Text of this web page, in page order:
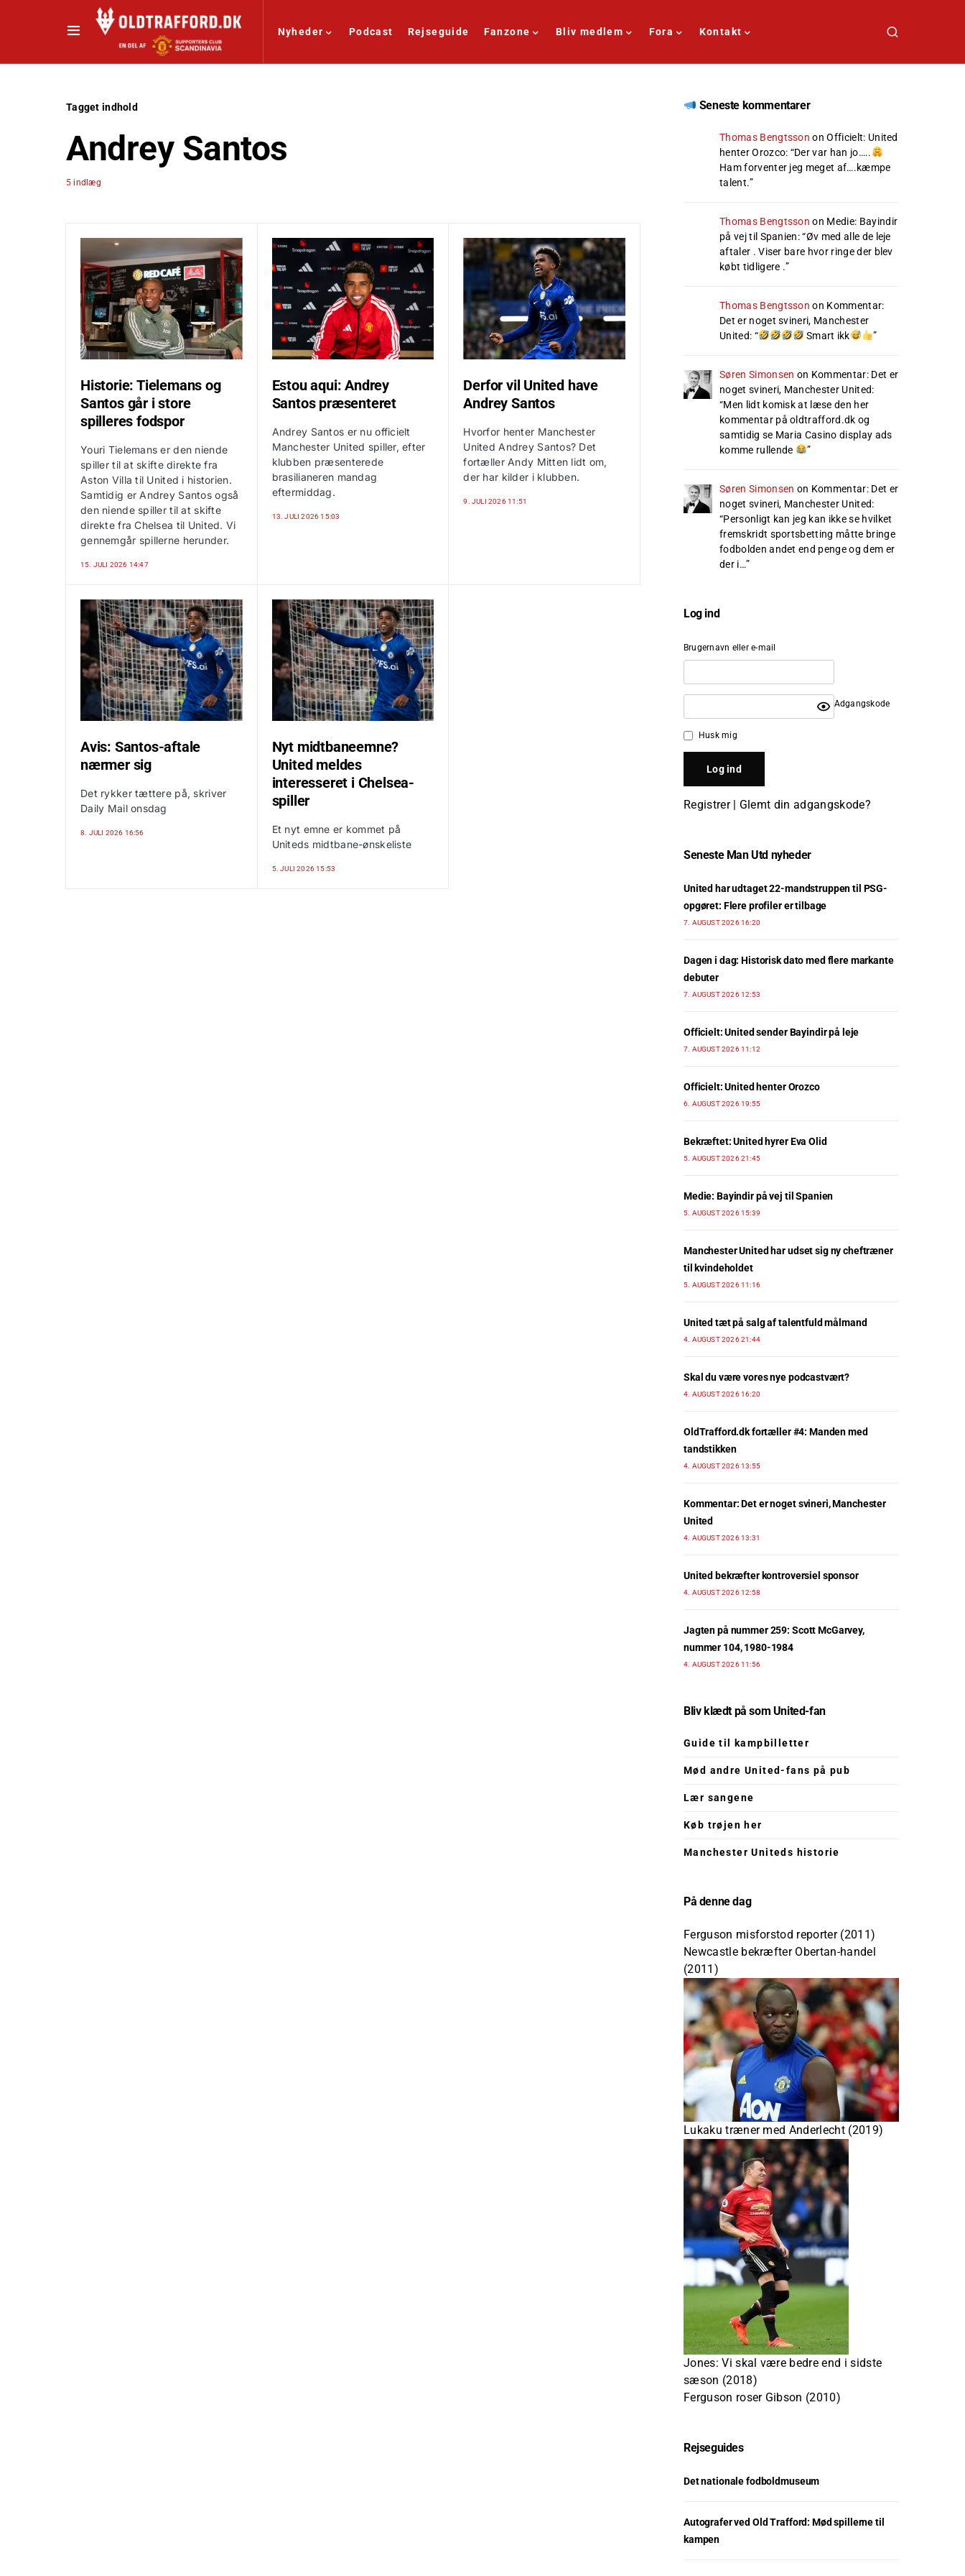
Nyheder Podcast Rejseguide Fanzone Bliv medlem Fora Kontakt
Tagget indhold
Andrey Santos
5 indlæg
Historie: Tielemans og
Santos går i store
spilleres fodspor
Youri Tielemans er den niende
spiller til at skifte direkte fra
Aston Villa til United i historien.
Samtidig er Andrey Santos også
den niende spiller til at skifte
direkte fra Chelsea til United. Vi
gennemgår spillerne herunder.
15. JULI 2026 14:47
Estou aqui: Andrey
Santos præsenteret
Andrey Santos er nu officielt
Manchester United spiller, efter
klubben præsenterede
brasilianeren mandag
eftermiddag.
13. JULI 2026 15:03
Derfor vil United have
Andrey Santos
Hvorfor henter Manchester
United Andrey Santos? Det
fortæller Andy Mitten lidt om,
der har kilder i klubben.
9. JULI 2026 11:51
Avis: Santos-aftale
nærmer sig
Det rykker tættere på, skriver
Daily Mail onsdag
8. JULI 2026 16:56
Nyt midtbaneemne?
United meldes
interesseret i Chelsea-
spiller
Et nyt emne er kommet på
Uniteds midtbane-ønskeliste
5. JULI 2026 15:53
Seneste kommentarer
Thomas Bengtsson onOfficielt: United
henter Orozco: “Der var han jo…..
Ham forventer jeg meget af….kæmpe
talent.”
Thomas Bengtsson on Medie: Bayindir
på vej til Spanien: “Øv med alle de leje
aftaler . Viser bare hvor ringe der blev
købt tidligere .”
Thomas Bengtsson on Kommentar:
Det er noget svineri, Manchester
United: “ Smart ikk ”
Søren Simonsen on Kommentar: Det er
noget svineri, Manchester United:
“Men lidt komisk at læse den her
kommentar på oldtrafford.dk og
samtidig se Maria Casino display ads
komme rullende
”
Søren Simonsen on Kommentar: Det er
noget svineri, Manchester United:
“Personligt kan jeg kan ikke se hvilket
fremskridt sportsbetting måtte bringe
fodbolden andet end penge og dem er
der i…”
Log ind
Brugernavn eller e-mail
Adgangskode
Husk mig
Registrer| Glemt din adgangskode?
Seneste Man Utd nyheder
United har udtaget 22-mandstruppen til PSG-
opgøret: Flere profiler er tilbage
7. AUGUST 2026 16:20
Dagen i dag: Historisk dato med flere markante
debuter
7. AUGUST 2026 12:53
Officielt: United sender Bayindir på leje
7. AUGUST 2026 11:12
Officielt: United henter Orozco
6. AUGUST 2026 19:55
Bekræftet: United hyrer Eva Olid
5. AUGUST 2026 21:45
Medie: Bayindir på vej til Spanien
5. AUGUST 2026 15:39
Manchester United har udset sig ny cheftræner
til kvindeholdet
5. AUGUST 2026 11:16
United tæt på salg af talentfuld målmand
4. AUGUST 2026 21:44
Skal du være vores nye podcastvært?
4. AUGUST 2026 16:20
OldTrafford.dk fortæller #4: Manden med
tandstikken
4. AUGUST 2026 13:55
Kommentar: Det er noget svineri, Manchester
United
4. AUGUST 2026 13:31
United bekræfter kontroversiel sponsor
4. AUGUST 2026 12:58
Jagten på nummer 259: Scott McGarvey,
nummer 104, 1980-1984
4. AUGUST 2026 11:56
Bliv klædt på som United-fan
Guide til kampbilletter
Mød andre United-fans på pub
Lær sangene
Køb trøjen her
Manchester Uniteds historie
På denne dag
Ferguson misforstod reporter (2011)
Newcastle bekræfter Obertan-handel
(2011)
Lukaku træner med Anderlecht (2019)
Jones: Vi skal være bedre end i sidste
sæson (2018)
Ferguson roser Gibson (2010)
Rejseguides
Det nationale fodboldmuseum
Autografer ved Old Trafford: Mød spillerne til
kampen